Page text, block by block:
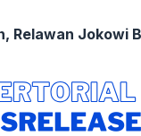
Relawan Jokowi